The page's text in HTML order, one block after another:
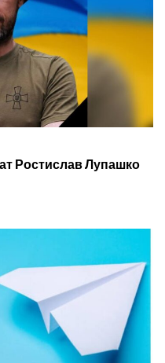
Ростислав Лупашко